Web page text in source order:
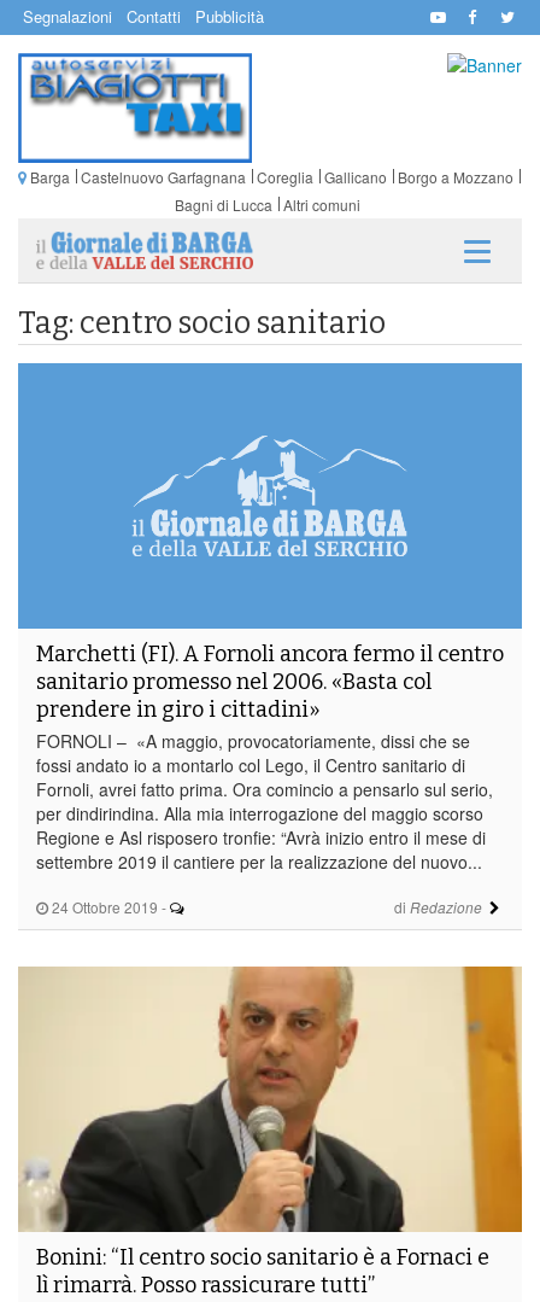
Segnalazioni Contatti Pubblicità
Barga Castelnuovo Garfagnana Coreglia Gallicano
Borgo a Mozzano
Bagni di Lucca Altri comuni
Tag: centro socio sanitario
24 Ottobre 2019 - di Redazione
Marchetti (FI). A Fornoli ancora fermo il centro
sanitario promesso nel 2006. «Basta col
prendere in giro i cittadini»
FORNOLI – «A maggio, provocatoriamente, dissi che se
fossi andato io a montarlo col Lego, il Centro sanitario di
Fornoli, avrei fatto prima. Ora comincio a pensarlo sul serio,
per dindirindina. Alla mia interrogazione del maggio scorso
Regione e Asl risposero tronfie: “Avrà inizio entro il mese di
settembre 2019 il cantiere per la realizzazione del nuovo...
Bonini: “Il centro socio sanitario è a Fornaci e
lì rimarrà. Posso rassicurare tutti”